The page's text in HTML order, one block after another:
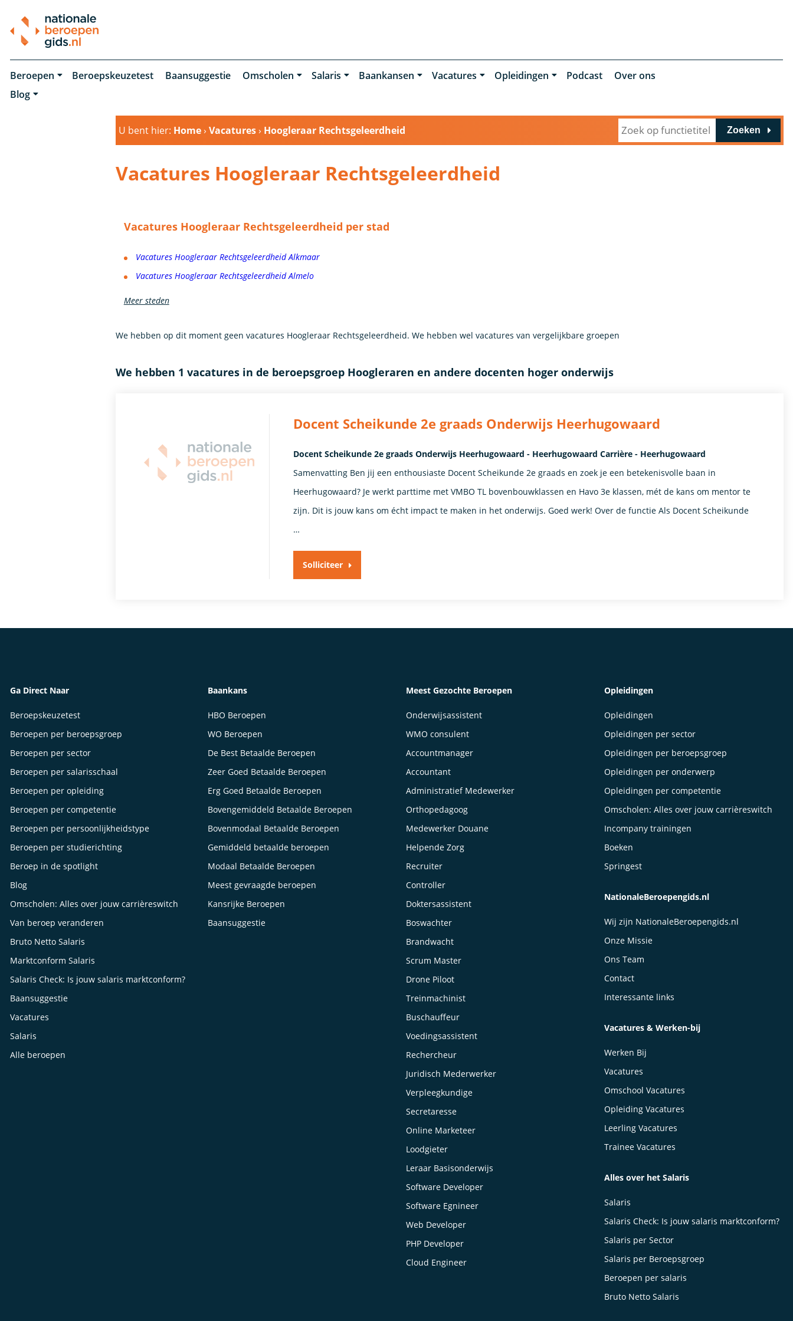
Beroepen Beroepskeuzetest Baansuggestie Omscholen Salaris Baankansen Vacatures Opleidingen Podcast
Over ons
Blog
U bent hier: Home›Vacatures› Hoogleraar Rechtsgeleerdheid Zoeken
Vacatures Hoogleraar Rechtsgeleerdheid
Vacatures Hoogleraar Rechtsgeleerdheid per stad
Vacatures Hoogleraar Rechtsgeleerdheid Alkmaar
Vacatures Hoogleraar Rechtsgeleerdheid Almelo
Meer steden
We hebben op dit moment geen vacatures Hoogleraar Rechtsgeleerdheid. We hebben wel vacatures van vergelijkbare groepen
We hebben 1 vacatures in de beroepsgroep Hoogleraren en andere docenten hoger onderwijs
Docent Scheikunde 2e graads Onderwijs Heerhugowaard
Docent Scheikunde 2e graads Onderwijs Heerhugowaard - Heerhugowaard Carrière - Heerhugowaard
Samenvatting Ben jij een enthousiaste Docent Scheikunde 2e graads en zoek je een betekenisvolle baan in
Heerhugowaard? Je werkt parttime met VMBO TL bovenbouwklassen en Havo 3e klassen, mét de kans om mentor te
zijn. Dit is jouw kans om écht impact te maken in het onderwijs. Goed werk! Over de functie Als Docent Scheikunde
…
Solliciteer
Ga Direct Naar
Beroepskeuzetest
Beroepen per beroepsgroep
Beroepen per sector
Beroepen per salarisschaal
Beroepen per opleiding
Beroepen per competentie
Beroepen per persoonlijkheidstype
Beroepen per studierichting
Beroep in de spotlight
Blog
Omscholen: Alles over jouw carrièreswitch
Van beroep veranderen
Bruto Netto Salaris
Marktconform Salaris
Salaris Check: Is jouw salaris marktconform?
Baansuggestie
Vacatures
Salaris
Alle beroepen
Baankans
HBO Beroepen
WO Beroepen
De Best Betaalde Beroepen
Zeer Goed Betaalde Beroepen
Erg Goed Betaalde Beroepen
Bovengemiddeld Betaalde Beroepen
Bovenmodaal Betaalde Beroepen
Gemiddeld betaalde beroepen
Modaal Betaalde Beroepen
Meest gevraagde beroepen
Kansrijke Beroepen
Baansuggestie
Meest Gezochte Beroepen
Onderwijsassistent
WMO consulent
Accountmanager
Accountant
Administratief Medewerker
Orthopedagoog
Medewerker Douane
Helpende Zorg
Recruiter
Controller
Doktersassistent
Boswachter
Brandwacht
Scrum Master
Drone Piloot
Treinmachinist
Buschauffeur
Voedingsassistent
Rechercheur
Juridisch Mederwerker
Verpleegkundige
Secretaresse
Online Marketeer
Loodgieter
Leraar Basisonderwijs
Software Developer
Software Egnineer
Web Developer
PHP Developer
Cloud Engineer
Opleidingen
Opleidingen
Opleidingen per sector
Opleidingen per beroepsgroep
Opleidingen per onderwerp
Opleidingen per competentie
Omscholen: Alles over jouw carrièreswitch
Incompany trainingen
Boeken
Springest
NationaleBeroepengids.nl
Wij zijn NationaleBeroepengids.nl
Onze Missie
Ons Team
Contact
Interessante links
Vacatures & Werken-bij
Werken Bij
Vacatures
Omschool Vacatures
Opleiding Vacatures
Leerling Vacatures
Trainee Vacatures
Alles over het Salaris
Salaris
Salaris Check: Is jouw salaris marktconform?
Salaris per Sector
Salaris per Beroepsgroep
Beroepen per salaris
Bruto Netto Salaris